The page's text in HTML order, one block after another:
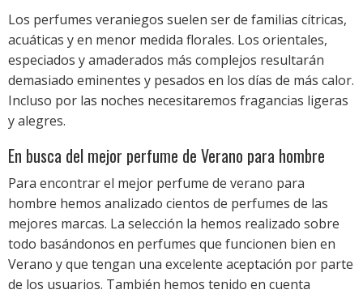
Los perfumes veraniegos suelen ser de familias cítricas,
acuáticas y en menor medida florales. Los orientales,
especiados y amaderados más complejos resultarán
demasiado eminentes y pesados en los días de más calor.
Incluso por las noches necesitaremos fragancias ligeras
y alegres.
En busca del mejor perfume de Verano para hombre
Para encontrar el mejor perfume de verano para
hombre hemos analizado cientos de perfumes de las
mejores marcas. La selección la hemos realizado sobre
todo basándonos en perfumes que funcionen bien en
Verano y que tengan una excelente aceptación por parte
de los usuarios. También hemos tenido en cuenta